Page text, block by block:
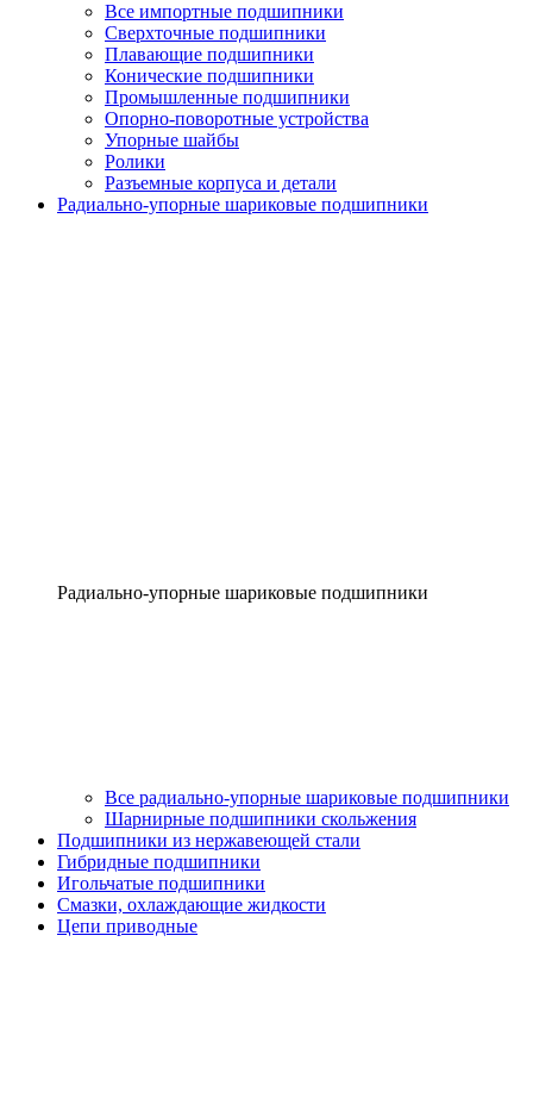
Все импортные подшипники
Сверхточные подшипники
Плавающие подшипники
Конические подшипники
Промышленные подшипники
Опорно-поворотные устройства
Упорные шайбы
Ролики
Разъемные корпуса и детали
Радиально-упорные шариковые подшипники
Радиально-упорные шариковые подшипники
Все радиально-упорные шариковые подшипники
Шарнирные подшипники скольжения
Подшипники из нержавеющей стали
Гибридные подшипники
Игольчатые подшипники
Смазки, охлаждающие жидкости
Цепи приводные